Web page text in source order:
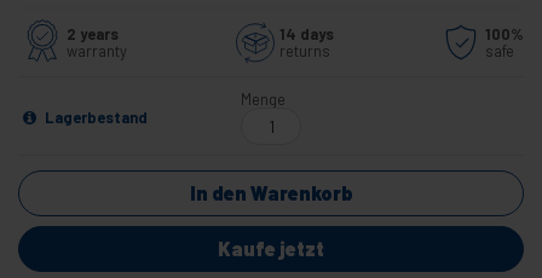
2 years
warranty
14 days
returns
100%
safe
Lagerbestand
Menge
In den Warenkorb
Kaufe jetzt